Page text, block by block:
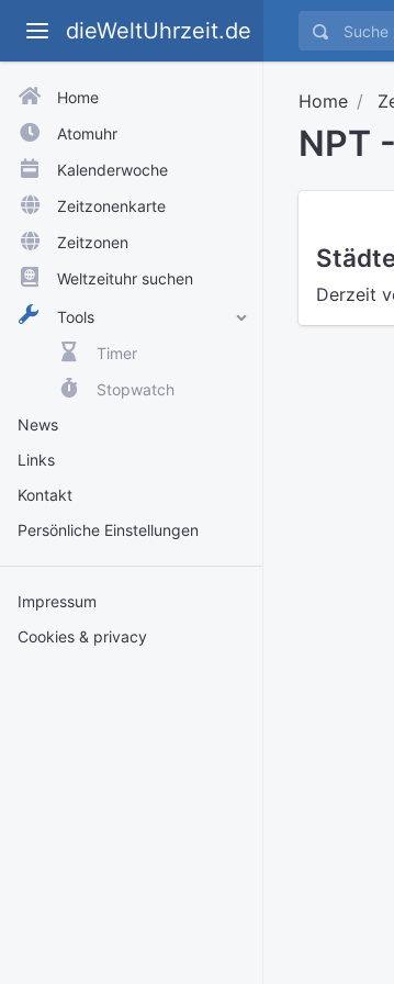
dieWeltUhrzeit.de
Home
Atomuhr
Kalenderwoche
Zeitzonenkarte
Zeitzonen
Weltzeituhr suchen
Tools
Timer
Stopwatch
News
Links
Kontakt
Persönliche Einstellungen
Impressum
Cookies & privacy
Home
NPT
Derzeit